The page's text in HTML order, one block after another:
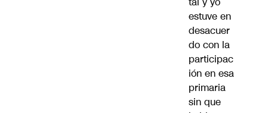
estuve en
desacuer
do con la
participac
ión en esa
primaria
sin que